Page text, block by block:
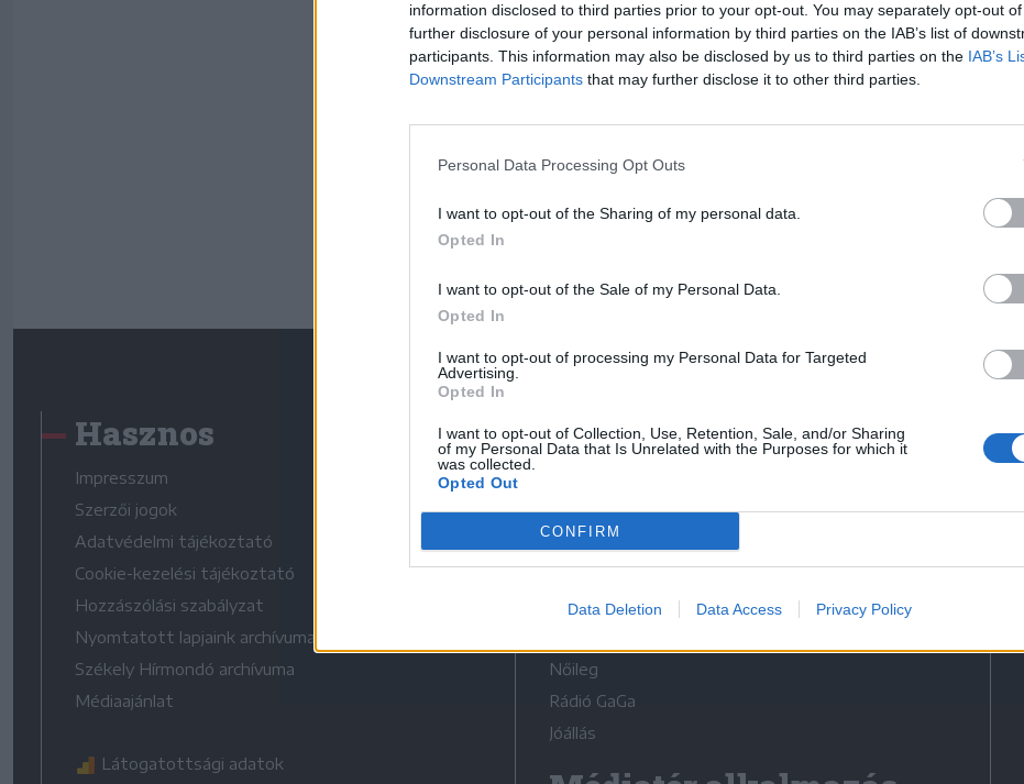
information disclosed to third parties prior to your opt-out. You may separately opt-out
further disclosure of your personal information by third parties on the IAB’s list of
participants. This information may also be disclosed by us to third parties on the IAB’s
Downstream Participants that may further disclose it to other third parties.
Personal Data Processing Opt Outs
I want to opt-out of the Sharing of my personal data.
Opted In
I want to opt-out of the Sale of my Personal Data.
Opted In
I want to opt-out of processing my Personal Data for Targeted
Advertising.
Opted In
I want to opt-out of Collection, Use, Retention, Sale, and/or Sharing
of my Personal Data that Is Unrelated with the Purposes for which it
was collected.
Opted Out
CONFIRM
Data Deletion Data Access Privacy Policy
Elfelejtette a jelszavát?
BEJELENTKEZÉS
Hasznos
Impresszum
Szerzői jogok
Adatvédelmi tájékoztató
Cookie-kezelési tájékoztató
Hozzászólási szabályzat
Nyomtatott lapjaink archívuma
Székely Hírmondó archívuma
Médiaajánlat
Látogatottsági adatok
Médiatér
Liget
Krónika
Bihari Napló
Erdélyi Napló
Nőileg
Rádió GaGa
Jóállás